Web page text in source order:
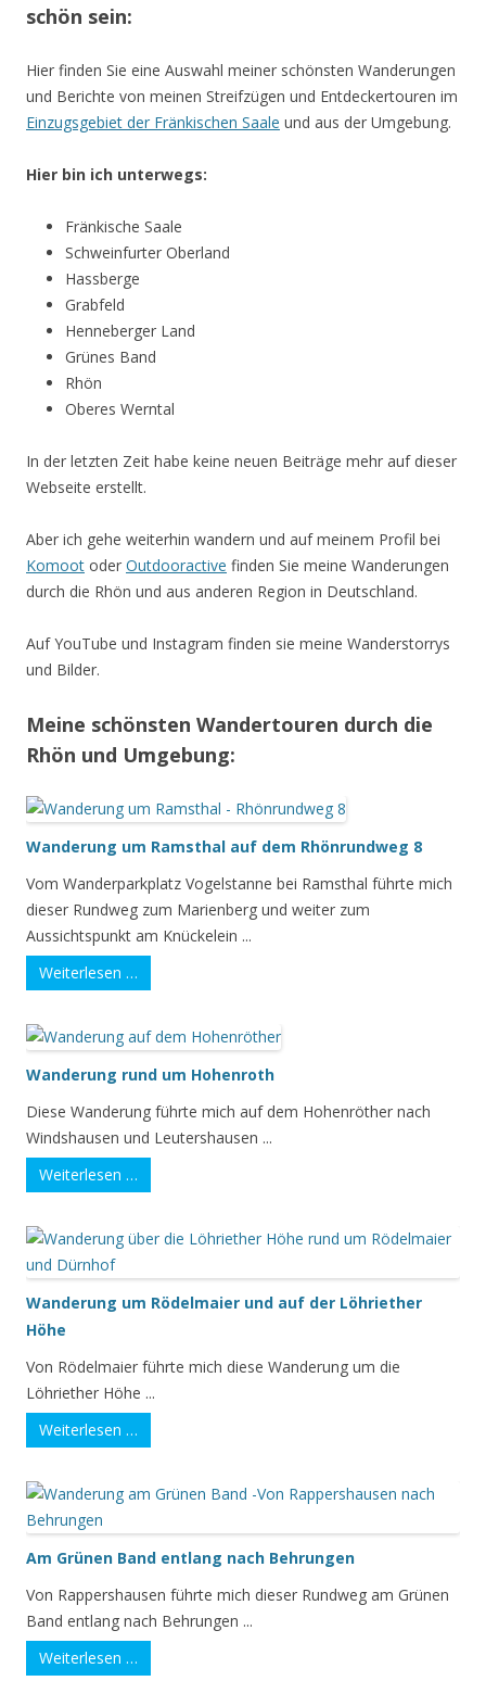
schön sein:
Hier finden Sie eine Auswahl meiner schönsten Wanderungen
und Berichte von meinen Streifzügen und Entdeckertouren im
Einzugsgebiet der Fränkischen Saale und aus der Umgebung.
Hier bin ich unterwegs:
Fränkische Saale
Schweinfurter Oberland
Hassberge
Grabfeld
Henneberger Land
Grünes Band
Rhön
Oberes Werntal
In der letzten Zeit habe keine neuen Beiträge mehr auf dieser
Webseite erstellt.
Aber ich gehe weiterhin wandern und auf meinem Profil bei
Komoot oder Outdooractive finden Sie meine Wanderungen
durch die Rhön und aus anderen Region in Deutschland.
Auf YouTube und Instagram finden sie meine Wanderstorrys
und Bilder.
Meine schönsten Wandertouren durch die
Rhön und Umgebung:
Wanderung um Ramsthal auf dem Rhönrundweg 8
Vom Wanderparkplatz Vogelstanne bei Ramsthal führte mich
dieser Rundweg zum Marienberg und weiter zum
Aussichtspunkt am Knückelein ...
Weiterlesen …
Wanderung rund um Hohenroth
Diese Wanderung führte mich auf dem Hohenröther nach
Windshausen und Leutershausen ...
Weiterlesen …
Wanderung um Rödelmaier und auf der Löhriether
Höhe
Von Rödelmaier führte mich diese Wanderung um die
Löhriether Höhe ...
Weiterlesen …
Am Grünen Band entlang nach Behrungen
Von Rappershausen führte mich dieser Rundweg am Grünen
Band entlang nach Behrungen ...
Weiterlesen …